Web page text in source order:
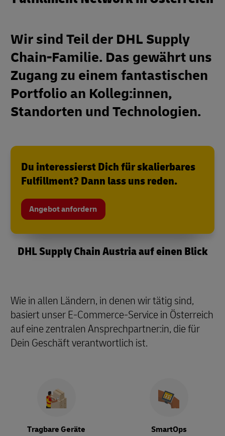
Wir sind Teil der DHL Supply
Chain-Familie. Das gewährt uns
Zugang zu einem fantastischen
Portfolio an Kolleg:innen,
Standorten und Technologien.
Du interessierst Dich für skalierbares
Fulfillment? Dann lass uns reden.
Angebot anfordern
DHL Supply Chain Austria auf einen Blick
Wie in allen Ländern, in denen wir tätig sind,
basiert unser E-Commerce-Service in Österreich
auf eine zentralen Ansprechpartner:in, die für
Dein Geschäft verantwortlich ist.
Tragbare Geräte SmartOps